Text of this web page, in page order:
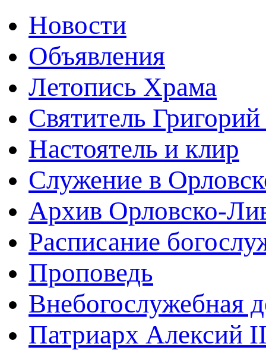
Новости
Объявления
Летопись Храма
Святитель
Настоятель и клир
Служение в
Архив Орловско-
Расписание
Проповедь
Внебогослужебная
Патриарх Алексий